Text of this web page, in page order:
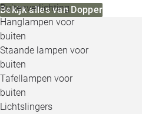
Buitenverlichting
Hanglampen voor
buiten
Staande lampen voor
buiten
Tafellampen voor
buiten
Lichtslingers
Bekijk alles van Dopper